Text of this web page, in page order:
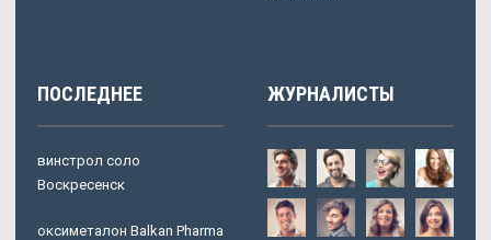
ПОСЛЕДНЕЕ
винстрол соло
Воскресенск
оксиметалон Balkan Pharma
ЖУРНАЛИСТЫ